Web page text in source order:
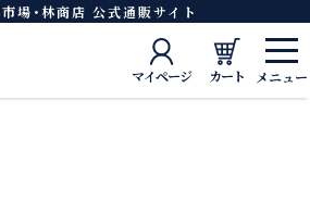
場･林商店 公式通販サイト
マイページ カート